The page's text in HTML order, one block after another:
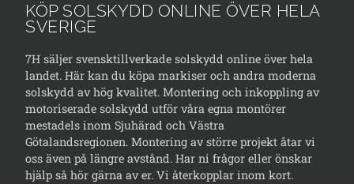
KÖP SOLSKYDD ONLINE ÖVER HELA
SVERIGE
7H säljer svensktillverkade solskydd online över hela
landet. Här kan du köpa markiser och andra moderna
solskydd av hög kvalitet. Montering och inkoppling av
motoriserade solskydd utför våra egna montörer
mestadels inom Sjuhärad och Västra
Götalandsregionen. Montering av större projekt åtar vi
oss även på längre avstånd. Har ni frågor eller önskar
hjälp så hör gärna av er. Vi återkopplar inom kort.